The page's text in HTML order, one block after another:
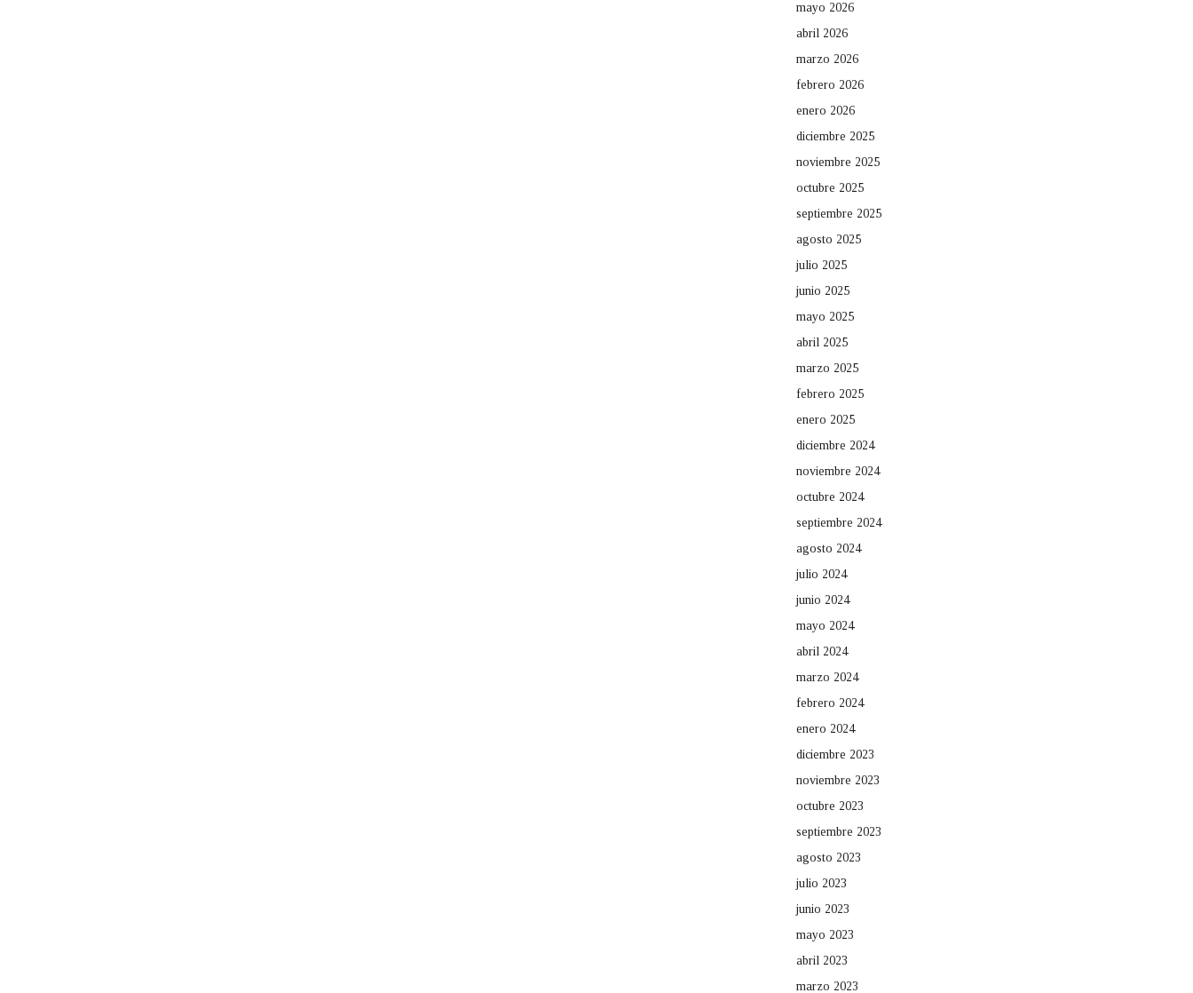
mayo 2026
abril 2026
marzo 2026
febrero 2026
enero 2026
diciembre 2025
noviembre 2025
octubre 2025
septiembre 2025
agosto 2025
julio 2025
junio 2025
mayo 2025
abril 2025
marzo 2025
febrero 2025
enero 2025
diciembre 2024
noviembre 2024
octubre 2024
septiembre 2024
agosto 2024
julio 2024
junio 2024
mayo 2024
abril 2024
marzo 2024
febrero 2024
enero 2024
diciembre 2023
noviembre 2023
octubre 2023
septiembre 2023
agosto 2023
julio 2023
junio 2023
mayo 2023
abril 2023
marzo 2023